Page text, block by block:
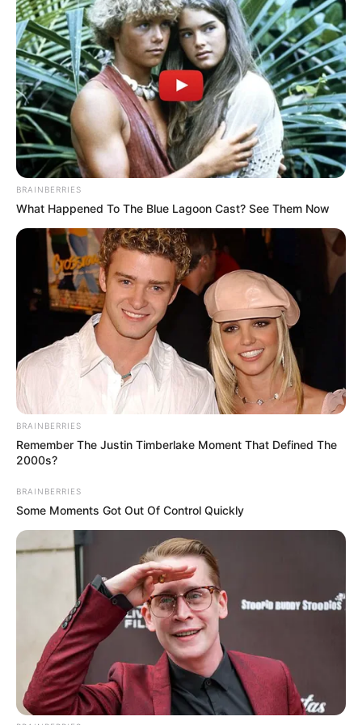
Nos dias 28, 29 e 30 de abril, Brasília será o palco da nossa
mobilização nacional.
Convidamos cada parlamentar a caminhar ao nosso lado.
Pedimos que ouçam nossas pautas com empatia, compromisso e
responsabilidade.
Apoiar a CONACS é fortalecer o SUS. Apoiar os agentes é cuidar
do Brasil.
Senhores e senhoras, deputados e senadores: a história está
sendo escrita. E vocês podem ser protagonistas de um novo
capitulo de justiça para nossa categoria.
Este não é apenas um manifesto.
É o grito de quem trabalha por amor e por missão.
BRAINBERRIES
What Happened To The Blue Lagoon Cast? See Them Now
BRAINBERRIES
Remember The Justin Timberlake Moment That Defined The
2000s?
BRAINBERRIES
Some Moments Got Out Of Control Quickly